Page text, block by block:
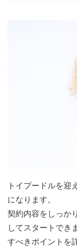
トイプードルを迎
になります。
契約内容をしっか
してスタートでき
すべきポイントを